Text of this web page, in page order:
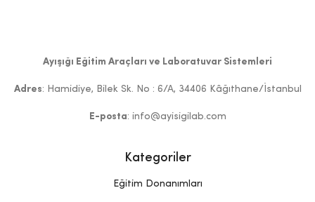
Ayışığı Eğitim Araçları ve Laboratuvar Sistemleri
Adres: Hamidiye, Bilek Sk. No : 6/A, 34406 Kâğıthane/İstanbul
E-posta: info@ayisigilab.com
Kategoriler
Eğitim Donanımları